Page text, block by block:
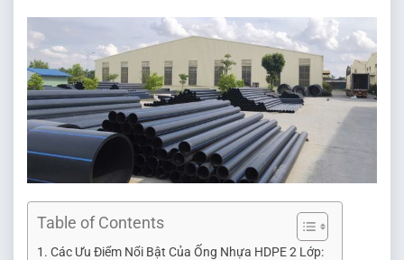
Table of Contents
Các Ưu Điểm Nổi Bật Của Ống Nhựa HDPE 2 Lớp: